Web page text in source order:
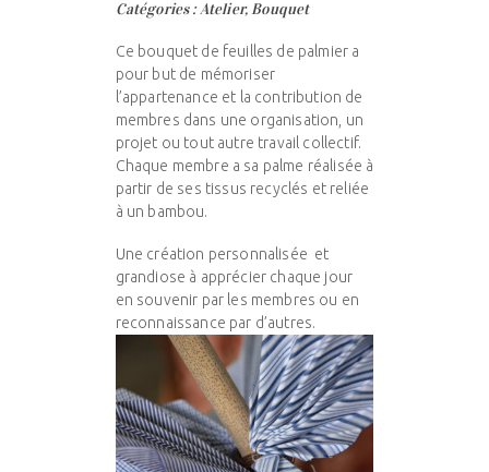
Catégories : Atelier, Bouquet
Ce bouquet de feuilles de palmier a
pour but de mémoriser
l’appartenance et la contribution de
membres dans une organisation, un
projet ou tout autre travail collectif.
Chaque membre a sa palme réalisée à
partir de ses tissus recyclés et reliée
à un bambou.
Une création personnalisée et
grandiose à apprécier chaque jour
en souvenir par les membres ou en
reconnaissance par d’autres.